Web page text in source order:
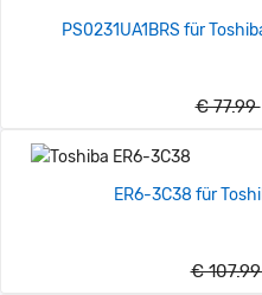
PS0231UA1BRS für
€ 77.99
ER6-3C38 für
€